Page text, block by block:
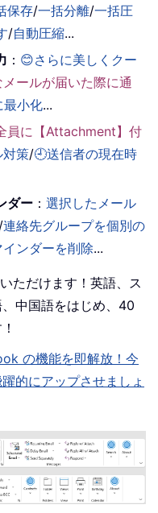
保存/一括分離/一括圧
/自動圧縮...
： 😊さらに美しくクー
ールが届いた際に通
小化...
員に【Attachment】付
対策/🕘送信者の現在時
ダー ：選択したメール
/連絡先グループを個別の
ンダーを削除...
ただけます！英語、ス
中国語をはじめ、40
の機能を即解放！今
的にアップさせましょ